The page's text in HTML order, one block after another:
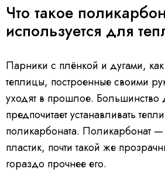
Что такое
используется для
Парники с плёнкой и дугами,
теплицы, построенные своими
уходят в прошлое. Большинство
предпочитает устанавливать
поликарбоната. Поликарбонат
пластик, почти такой же
гораздо прочнее его.